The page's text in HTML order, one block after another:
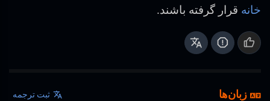
خانه قرار گرفته باشند.
زبان‌ها ثبت ترجمه